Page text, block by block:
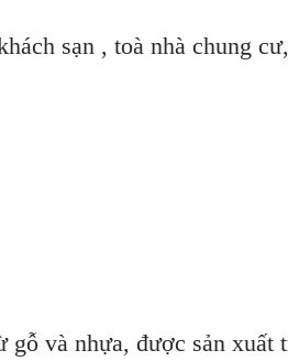
sạn , toà nhà chung
và nhựa, được sản xuất